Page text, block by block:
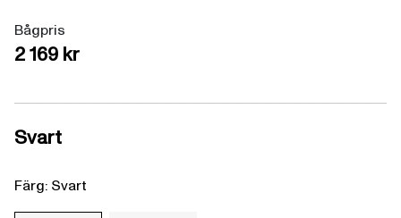
Bågpris
2 169 kr
Svart
Färg: Svart